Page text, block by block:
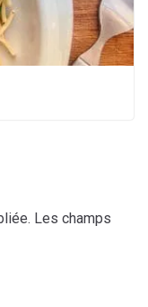
Les champs